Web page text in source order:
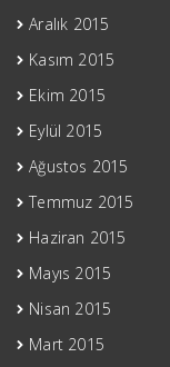
Aralık 2015
Kasım 2015
Ekim 2015
Eylül 2015
Ağustos 2015
Temmuz 2015
Haziran 2015
Mayıs 2015
Nisan 2015
Mart 2015